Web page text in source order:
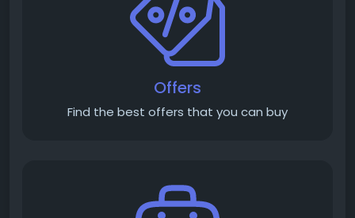
Offers
Find the best offers that you can buy